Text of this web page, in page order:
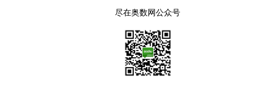
尽在奥数网公众号